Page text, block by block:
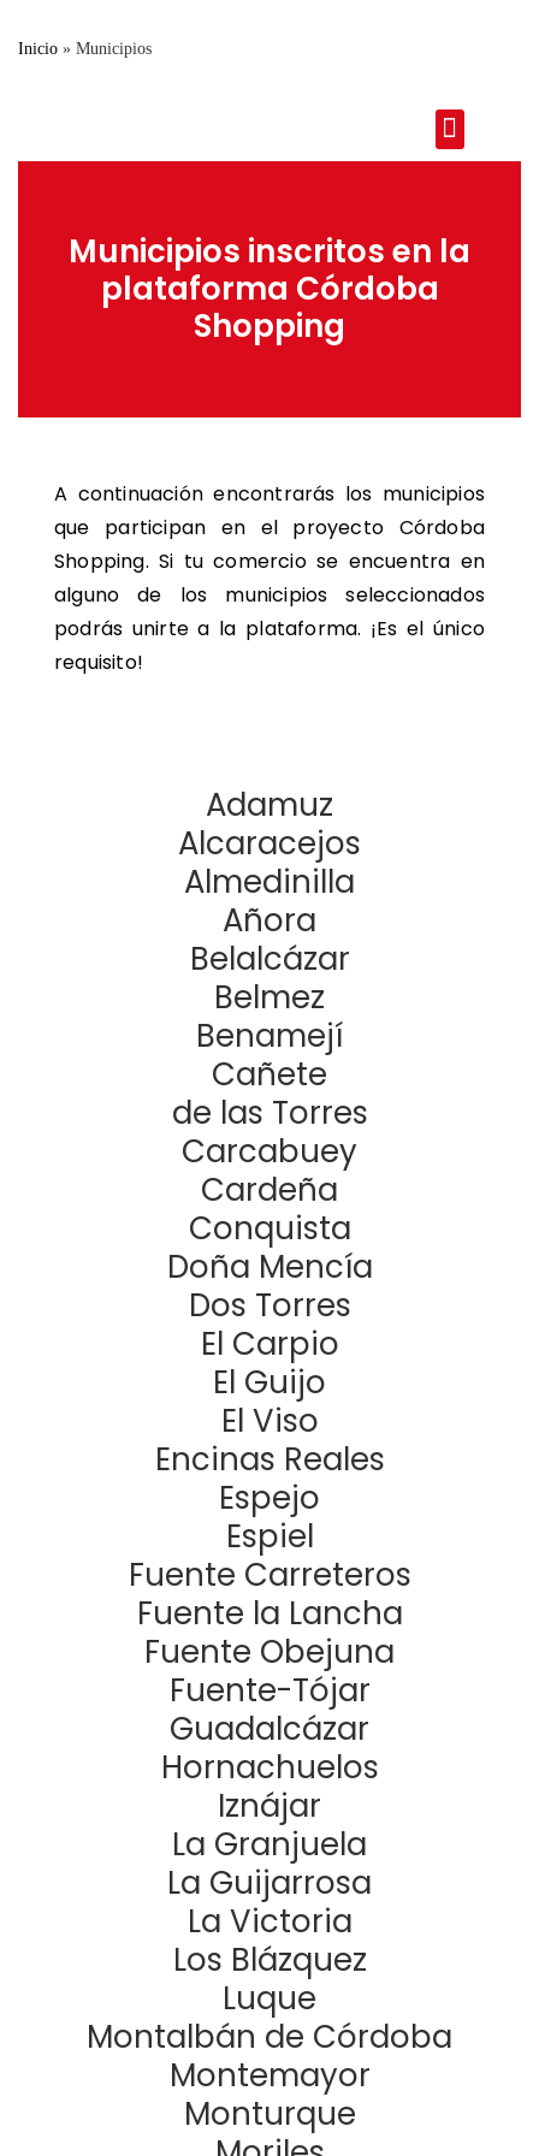
Inicio » Municipios
Municipios inscritos en la
plataforma Córdoba
Shopping
A continuación encontrarás los municipios
que participan en el proyecto Córdoba
Shopping. Si tu comercio se encuentra en
alguno de los municipios seleccionados
podrás unirte a la plataforma. ¡Es el único
requisito!
Adamuz
Alcaracejos
Almedinilla
Añora
Belalcázar
Belmez
Benamejí
Cañete
de las Torres
Carcabuey
Cardeña
Conquista
Doña Mencía
Dos Torres
El Carpio
El Guijo
El Viso
Encinas Reales
Espejo
Espiel
Fuente Carreteros
Fuente la Lancha
Fuente Obejuna
Fuente-Tójar
Guadalcázar
Hornachuelos
Iznájar
La Granjuela
La Guijarrosa
La Victoria
Los Blázquez
Luque
Montalbán de Córdoba
Montemayor
Monturque